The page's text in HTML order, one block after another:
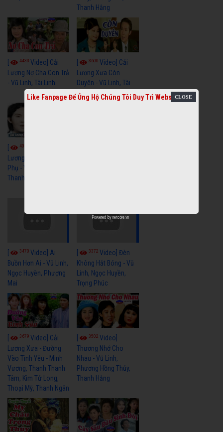
Thanh Hằng
4433 Video] Cải
Lương Nợ Cha Con Trả
- Vũ Linh, Tài Linh
3600Video] Cải
Lương Xưa Còn
Duyên - Vũ Linh, Tài
Linh, Trọng Hữu
4016
Lương Xưa Cô Dâu
Phụ - Vũ Linh, Tài Linh,
Thanh Ngân
3470 Video] Ai
Buồn Hơn Ai - Vũ Linh,
Ngọc Huyền, Phượng
Mai
3372Video] Đèn
Không Hắt Bóng - Vũ
Linh, Ngọc Huyền,
Trọng Phúc
3679 Video] Cải
Lương Xưa - Đường
Vào Tình Yêu - Minh
Vương, Thanh Thanh
Tâm, Kim Tử Long,
Thoại Mỹ, Thanh Ngân
3502Video]
Thương Nhớ Cho
Nhau - Vũ Linh,
Phương Hồng Thủy,
Thanh Hằng
Like Fanpage Để Ủng Hộ Chúng Tôi Duy Trì Website
Powered by netcore.vn